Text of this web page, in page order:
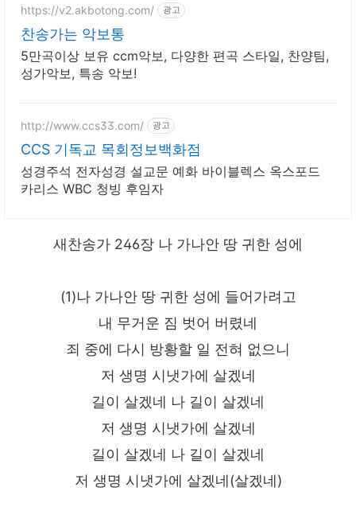
https://v2.akbotong.com/ 광고
찬송가는 악보통
5만곡이상 보유 ccm악보, 다양한 편곡 스타일, 찬양팀,
성가악보, 특송 악보!
http://www.ccs33.com/ 광고
CCS 기독교 목회정보백화점
성경주석 전자성경 설교문 예화 바이블렉스 옥스포드
카리스 WBC 청빙 후임자
새찬송가 246장 나 가나안 땅 귀한 성에
(1)나 가나안 땅 귀한 성에 들어가려고
내 무거운 짐 벗어 버렸네
죄 중에 다시 방황할 일 전혀 없으니
저 생명 시냇가에 살겠네
길이 살겠네 나 길이 살겠네
저 생명 시냇가에 살겠네
길이 살겠네 나 길이 살겠네
저 생명 시냇가에 살겠네(살겠네)